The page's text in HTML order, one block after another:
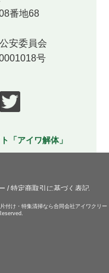
番地68
安委員会
号
「アイワ解体」
/特定商取引に基づく表記
付け・特集清掃なら合同会社アイワクリー